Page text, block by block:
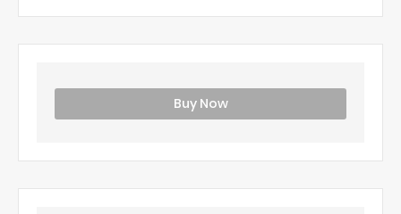
Buy Now